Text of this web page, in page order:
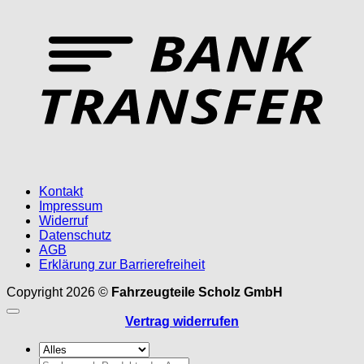
Kontakt
Impressum
Widerruf
Datenschutz
AGB
Erklärung zur Barrierefreiheit
Copyright 2026 © Fahrzeugteile Scholz GmbH
Vertrag widerrufen